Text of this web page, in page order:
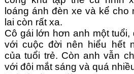
loáng ánh đèn xe và kể
lai còn rất xa.
Cô gái lớn hơn anh một
với cuộc đời nên hiểu hết
của tuổi trẻ. Còn anh vẫn
với đôi mắt sáng và quá